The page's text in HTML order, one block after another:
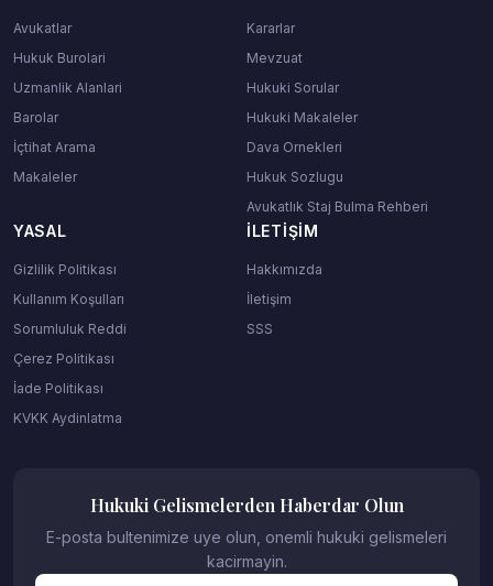
Avukatlar
Hukuk Burolari
Uzmanlik Alanlari
Barolar
İçtihat Arama
Makaleler
Kararlar
Mevzuat
Hukuki Sorular
Hukuki Makaleler
Dava Ornekleri
Hukuk Sozlugu
Avukatlık Staj Bulma Rehberi
YASAL
Gizlilik Politikası
Kullanım Koşulları
Sorumluluk Reddi
Çerez Politikası
İade Politikası
KVKK Aydinlatma
İLETIŞIM
Hakkımızda
İletişim
SSS
Hukuki Gelismelerden Haberdar Olun
E-posta bultenimize uye olun, onemli hukuki gelismeleri
kacirmayin.